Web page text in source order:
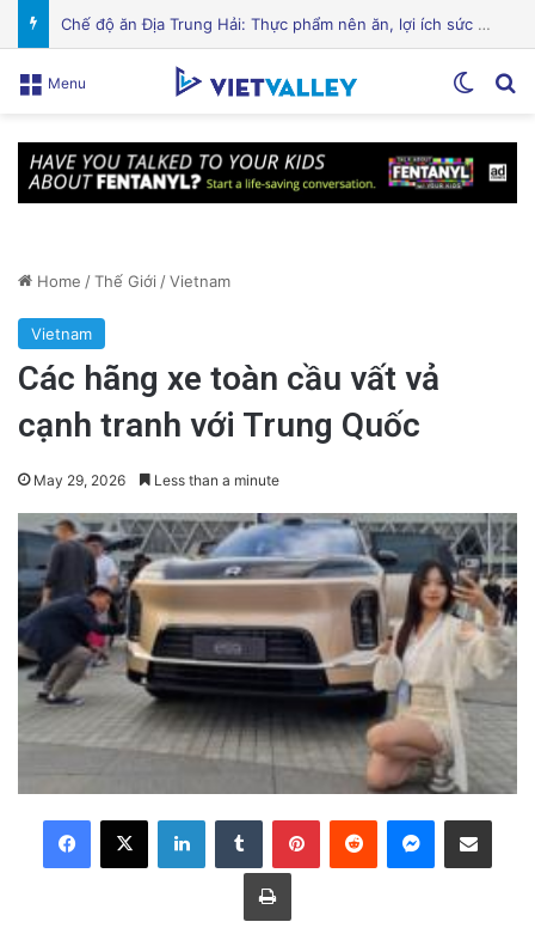
Cảnh Báo: Công An Xử Phạt Người Chia Sẻ Livestream Của Bà Nguyễn Phương Hằng!
Menu
Home /Thế Giới /Vietnam
Vietnam
Các hãng xe toàn cầu vất vả
cạnh tranh với Trung Quốc
May 29, 2026 Less than a minute
LinkedInTumblr PinterestReddit Messenger
Share via Email
Print